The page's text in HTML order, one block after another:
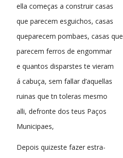
ella começas a construir casas
que parecem esguichos, casas
queparecem pombaes, casas que
parecem ferros de engommar
e quantos disparstes te vieram
á cabuça, sem fallar d’aquellas
ruinas que tn toleras mesmo
alli, defronte dos teus Paços
Municipaes,
Depois quizeste fazer estra-